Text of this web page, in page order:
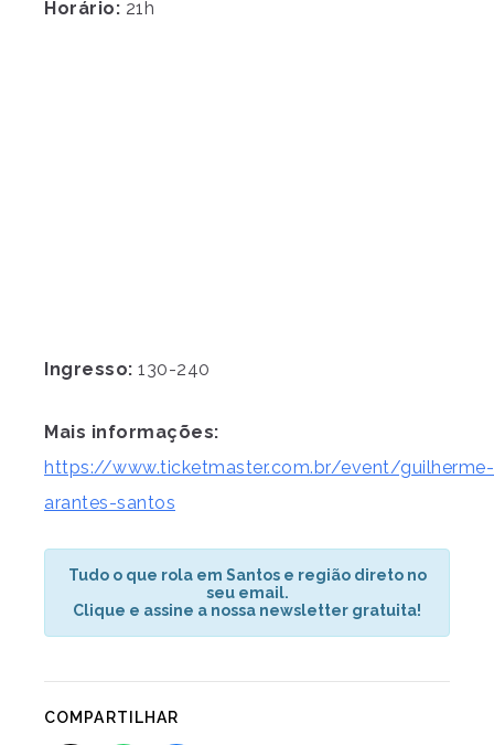
Horário: 21h
Ingresso: 130-240
Mais informações:
https://www.ticketmaster.com.br/event/guilherme-
arantes-santos
Tudo o que rola em Santos e região direto no
seu email.
Clique e assine a nossa newsletter gratuita!
COMPARTILHAR